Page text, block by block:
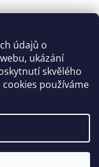
údajů o
ukázání
skvělého
používáme
práva vyhrazena.